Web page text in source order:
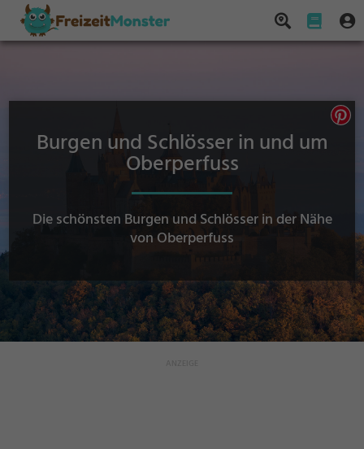
Burgen und Schlösser in und um
Oberperfuss
Die schönsten Burgen und Schlösser in der Nähe
von Oberperfuss